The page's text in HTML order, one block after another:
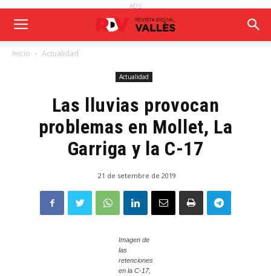
ADS
Inicio Actualidad
Actualidad
Las lluvias provocan
problemas en Mollet, La
Garriga y la C-17
21 de setembre de 2019
Imagen de
las
retenciones
en la C-17,